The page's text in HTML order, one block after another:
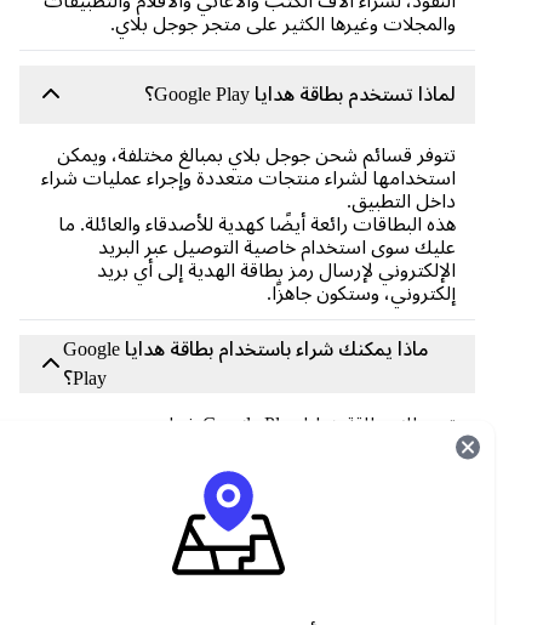
والمجلات وغيرها الكثير على متجر جوجل بلاي.
لماذا تستخدم بطاقة هدايا Google Play؟
تتوفر قسائم شحن جوجل بلاي بمبالغ مختلفة، ويمكن
استخدامها لشراء منتجات متعددة وإجراء عمليات شراء
داخل التطبيق.
هذه البطاقات رائعة أيضًا كهدية للأصدقاء والعائلة. ما
عليك سوى استخدام خاصية التوصيل عبر البريد
الإلكتروني لإرسال رمز بطاقة الهدية إلى أي بريد
إلكتروني، وستكون جاهزًا.
ماذا يمكنك شراء باستخدام بطاقة هدايا Google
تتيح لك بطاقة هدايا Google Play شراء محتوى متجر
والألعاب والتطبيقات والبرامج في أي وقت من راحة
سواء كنت تستخدم هاتفًا ذكيًا أو جهازًا لوحيًا أو كمبيوترًا
أندرويد ، يمكن مشاركة مشترياتك عبر جميع أجهزتك
حتى تتمكن من استخدام مشترياتك بغض النظر عن